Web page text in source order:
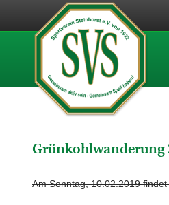
Grünkohlwanderung
Am Sonntag, 10.02.2019